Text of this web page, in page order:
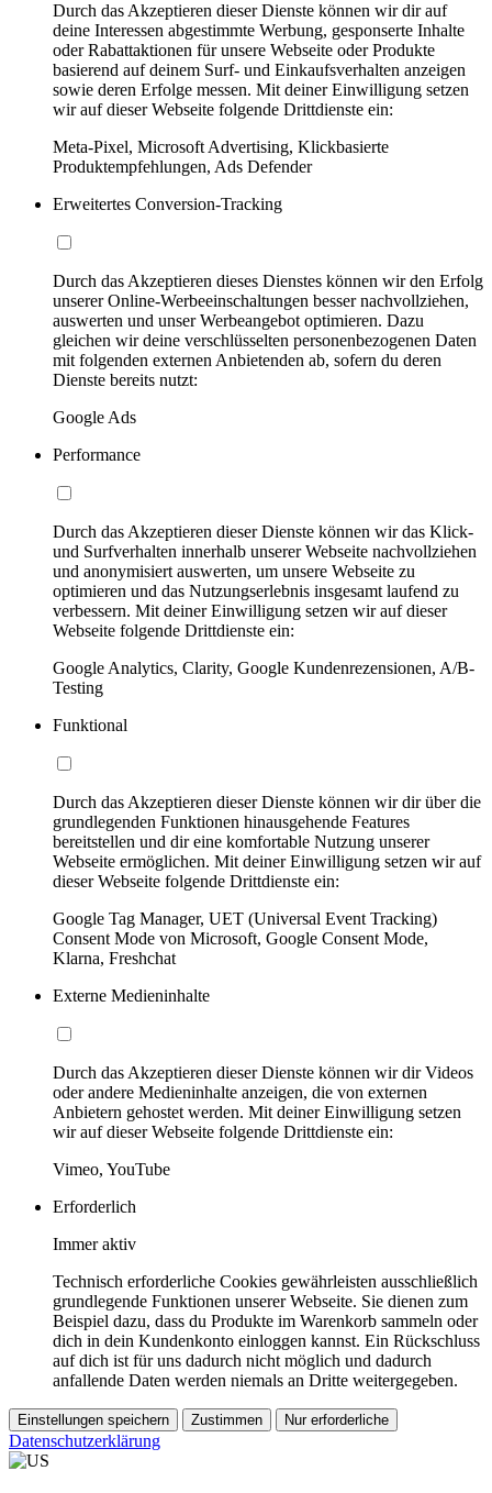
Durch das Akzeptieren dieser Dienste können wir dir auf
deine Interessen abgestimmte Werbung, gesponserte Inhalte
oder Rabattaktionen für unsere Webseite oder Produkte
basierend auf deinem Surf- und Einkaufsverhalten anzeigen
sowie deren Erfolge messen. Mit deiner Einwilligung setzen
wir auf dieser Webseite folgende Drittdienste ein:
Meta-Pixel, Microsoft Advertising, Klickbasierte
Produktempfehlungen, Ads Defender
Erweitertes Conversion-Tracking
Durch das Akzeptieren dieses Dienstes können wir den Erfolg
unserer Online-Werbeeinschaltungen besser nachvollziehen,
auswerten und unser Werbeangebot optimieren. Dazu
gleichen wir deine verschlüsselten personenbezogenen Daten
mit folgenden externen Anbietenden ab, sofern du deren
Dienste bereits nutzt:
Google Ads
Performance
Durch das Akzeptieren dieser Dienste können wir das Klick-
und Surfverhalten innerhalb unserer Webseite nachvollziehen
und anonymisiert auswerten, um unsere Webseite zu
optimieren und das Nutzungserlebnis insgesamt laufend zu
verbessern. Mit deiner Einwilligung setzen wir auf dieser
Webseite folgende Drittdienste ein:
Google Analytics, Clarity, Google Kundenrezensionen, A/B-
Testing
Funktional
Durch das Akzeptieren dieser Dienste können wir dir über die
grundlegenden Funktionen hinausgehende Features
bereitstellen und dir eine komfortable Nutzung unserer
Webseite ermöglichen. Mit deiner Einwilligung setzen wir auf
dieser Webseite folgende Drittdienste ein:
Google Tag Manager, UET (Universal Event Tracking)
Consent Mode von Microsoft, Google Consent Mode,
Klarna, Freshchat
Externe Medieninhalte
Durch das Akzeptieren dieser Dienste können wir dir Videos
oder andere Medieninhalte anzeigen, die von externen
Anbietern gehostet werden. Mit deiner Einwilligung setzen
wir auf dieser Webseite folgende Drittdienste ein:
Vimeo, YouTube
Erforderlich
Immer aktiv
Technisch erforderliche Cookies gewährleisten ausschließlich
grundlegende Funktionen unserer Webseite. Sie dienen zum
Beispiel dazu, dass du Produkte im Warenkorb sammeln oder
dich in dein Kundenkonto einloggen kannst. Ein Rückschluss
auf dich ist für uns dadurch nicht möglich und dadurch
anfallende Daten werden niemals an Dritte weitergegeben.
Einstellungen speichern Zustimmen Nur erforderliche
Datenschutzerklärung